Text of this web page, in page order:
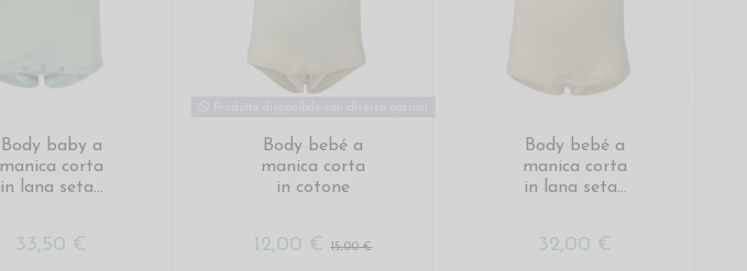
Body baby a
manica corta
in lana seta...
33,50 €
Body bebé a
manica corta
in cotone
12,00 €15,00 €
Body bebé a
manica corta
in lana seta...
32,00 €